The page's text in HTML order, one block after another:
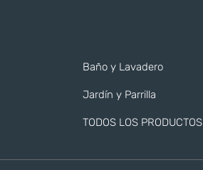
Baño y Lavadero
Jardín y Parrilla
TODOS LOS PRODUCTOS